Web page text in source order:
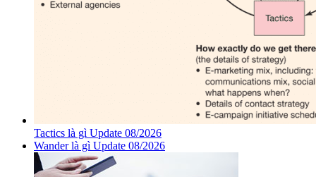
Tactics là gì Update 08/2026
Wander là gì Update 08/2026